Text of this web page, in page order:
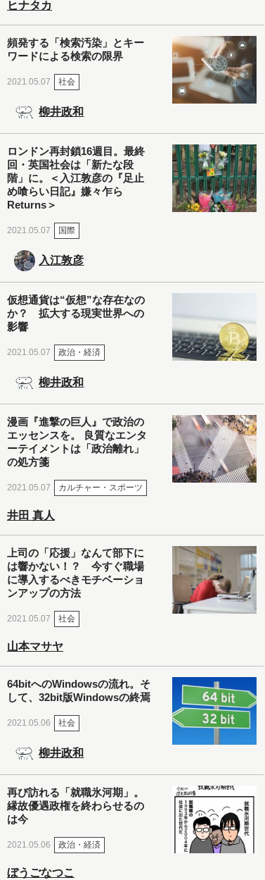
ヒナタカ
頻発する「検索汚染」とキー
ワードによる検索の限界
2021.05.07 社会
柳井政和
ロンドン再封鎖16週目。最終
回・英国社会は「新たな段
階」に。＜入江敦彦の『足止
め喰らい日記』嫌々乍ら
Returns＞
2021.05.07 国際
入江敦彦
仮想通貨は“仮想”な存在なの
か？ 拡大する現実世界への
影響
2021.05.07 政治・経済
柳井政和
漫画『進撃の巨人』で政治の
エッセンスを。 良質なエンタ
ーテイメントは「政治離れ」
の処方箋
2021.05.07 カルチャー・スポーツ
井田 真人
上司の「応援」なんて部下に
は響かない！？ 今すぐ職場
に導入するべきモチベーショ
ンアップの方法
2021.05.07 社会
山本マサヤ
64bitへのWindowsの流れ。そ
して、32bit版Windowsの終焉
2021.05.06 社会
柳井政和
再び訪れる「就職氷河期」。
縁故優遇政権を終わらせるの
は今
2021.05.06 政治・経済
ぼうごなつこ